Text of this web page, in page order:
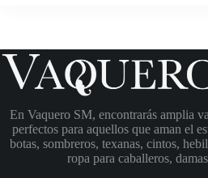
En Vaquero SM, encontrarás amplia
perfectos para aquellos que aman el
botas, sombreros, texanas, cintos,
ropa para caballeros,